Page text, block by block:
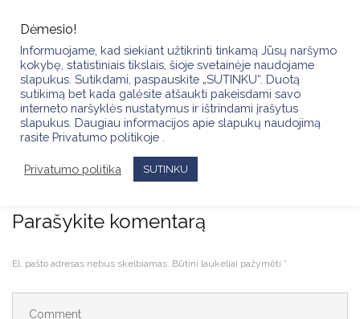
content
TALENTO ŠOU 2025: KŪRYBIŠKUMO SPROGIMAS KAUNE
Parašykite komentarą
El. pašto adresas nebus skelbiamas. Būtini laukeliai pažymėti *
Dėmesio!
Informuojame, kad siekiant užtikrinti tinkamą Jūsų naršymo
kokybę, statistiniais tikslais, šioje svetainėje naudojame
slapukus. Sutikdami, paspauskite „SUTINKU“. Duotą
sutikimą bet kada galėsite atšaukti pakeisdami savo
interneto naršyklės nustatymus ir ištrindami įrašytus
slapukus. Daugiau informacijos apie slapukų naudojimą
rasite Privatumo politikoje .
Privatumo politika SUTINKU